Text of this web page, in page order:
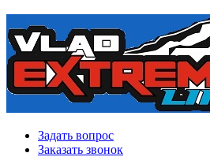
Задать вопрос
Заказать звонок